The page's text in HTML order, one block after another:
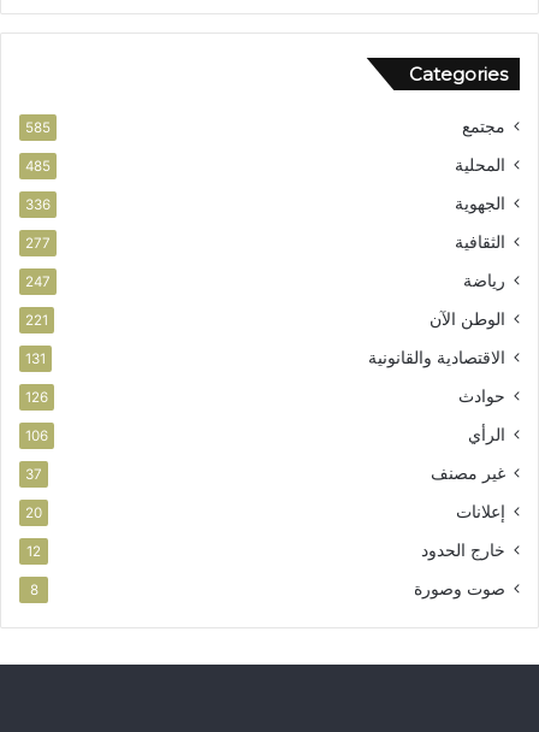
Categories
مجتمع 585
المحلية 485
الجهوية 336
الثقافية 277
رياضة 247
الوطن الآن 221
الاقتصادية والقانونية 131
حوادث 126
الرأي 106
غير مصنف 37
إعلانات 20
خارج الحدود 12
صوت وصورة 8